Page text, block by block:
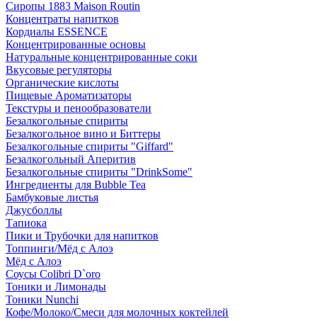
Сиропы 1883 Maison Routin
Концентраты напитков
Кордиалы ESSENCE
Концентрированные основы
Натуральные концентрированные соки
Вкусовые регуляторы
Органические кислоты
Пищевые Ароматизаторы
Текстуры и пенообразователи
Безалкогольные спириты
Безалкогольное вино и Биттеры
Безалкогольные спириты "Giffard"
Безалкогольный Аперитив
Безалкогольные спириты "DrinkSome"
Ингредиенты для Bubble Tea
Бамбуковые листья
Джусболлы
Тапиока
Пики и Трубочки для напитков
Топпинги/Мёд с Алоэ
Мёд с Алоэ
Соусы Colibri D`oro
Тоники и Лимонады
Тоники Nunchi
Кофе/Молоко/Смеси для молочных коктейлей